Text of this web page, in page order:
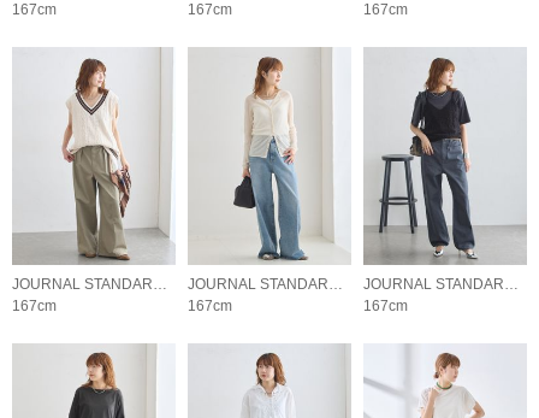
167cm
167cm
167cm
JOURNAL STANDARD L'ESSAGE
167cm
JOURNAL STANDARD L'ESSAGE
167cm
JOURNAL STANDARD L'ESSAGE
167cm